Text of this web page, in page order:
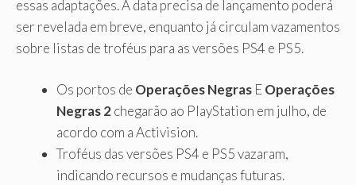
essas adaptações. A data precisa de lançamento poderá
ser revelada em breve, enquanto já circulam vazamentos
sobre listas de troféus para as versões PS4 e PS5.
Os portos de Operações Negras EOperações
Negras 2chegarão ao PlayStation em julho, de
acordo com a Activision.
Troféus das versões PS4 e PS5 vazaram,
indicando recursos e mudanças futuras.